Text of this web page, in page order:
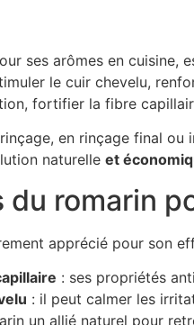
ses arômes en cuisine,
le cuir chevelu,
fortifier la fibre
en rinçage final ou
naturelle et
du romarin
apprécié pour son
: ses propriétés
: il peut calmer les
un allié naturel pour